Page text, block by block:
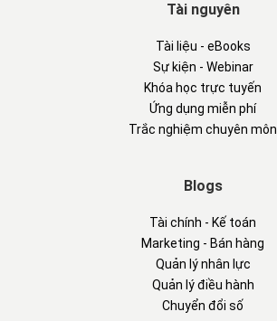
Tài nguyên
Tài liệu - eBooks
Sự kiện - Webinar
Khóa học trực tuyến
Ứng dụng miễn phí
Trắc nghiệm chuyên môn
Blogs
Tài chính - Kế toán
Marketing - Bán hàng
Quản lý nhân lực
Quản lý điều hành
Chuyển đổi số